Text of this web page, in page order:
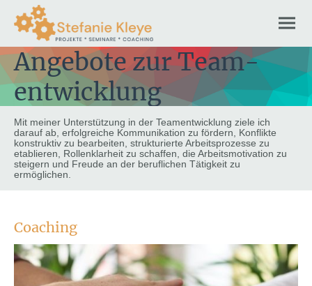
Angebote zur Team-
entwicklung
Mit meiner Unterstützung in der Teamentwicklung ziele ich
darauf ab, erfolgreiche Kommunikation zu fördern, Konflikte
konstruktiv zu bearbeiten, strukturierte Arbeitsprozesse zu
etablieren, Rollenklarheit zu schaffen, die Arbeitsmotivation zu
steigern und Freude an der beruflichen Tätigkeit zu
ermöglichen.
Coaching